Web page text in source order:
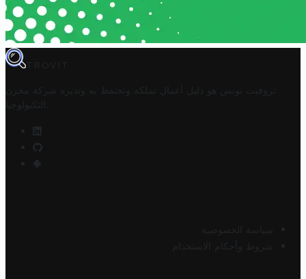
TROVIT
تروفيت تونس هو دليل أعمال تملكه وتحتفظ به وتديره
شركة مخزن
التكنولوجيا
سياسة الخصوصية
شروط وأحكام الاستخدام